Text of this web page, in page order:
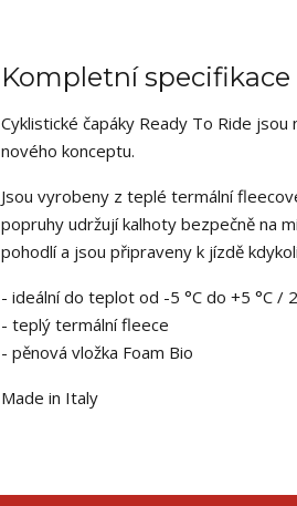
Kompletní specifikace
Cyklistické čapáky Ready To Ride
nového konceptu.
Jsou vyrobeny z teplé termální
popruhy udržují kalhoty bezpečně na
pohodlí a jsou připraveny k jízdě
- ideální do teplot od -5 °C do +5 °C /
- teplý termální fleece
- pěnová vložka Foam Bio
Made in Italy